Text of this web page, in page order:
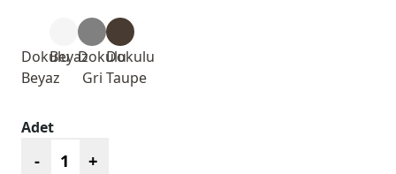
Dokulu
Beyaz
BeyazDokulu
Gri
Dokulu
Taupe
Adet
- +